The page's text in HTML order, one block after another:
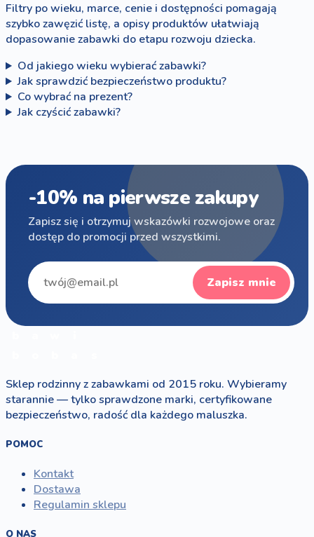
Filtry po wieku, marce, cenie i dostępności pomagają
szybko zawęzić listę, a opisy produktów ułatwiają
dopasowanie zabawki do etapu rozwoju dziecka.
Od jakiego wieku wybierać zabawki?
Jak sprawdzić bezpieczeństwo produktu?
Co wybrać na prezent?
Jak czyścić zabawki?
-10% na pierwsze zakupy
Zapisz się i otrzymuj wskazówki rozwojowe oraz
dostęp do promocji przed wszystkimi.
Zapisz mnie
Sklep rodzinny z zabawkami od 2015 roku. Wybieramy
starannie — tylko sprawdzone marki, certyfikowane
bezpieczeństwo, radość dla każdego maluszka.
POMOC
Kontakt
Dostawa
Regulamin sklepu
O NAS